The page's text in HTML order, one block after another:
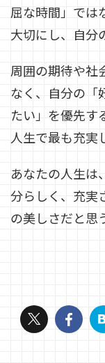
屈な時間」では
大切にし、自分
周囲の期待や社
なく、自分の「
たい」を優先す
人生で最も充実
あなたの人生は
分らしく、充実
の美しさだと思